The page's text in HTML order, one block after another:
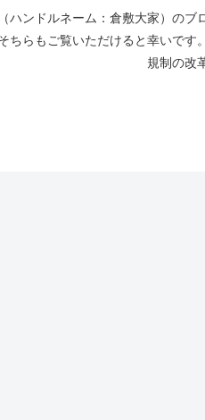
ハンドルネーム：倉敷大家）の
ちらもご覧いただけると幸いで
規制の改